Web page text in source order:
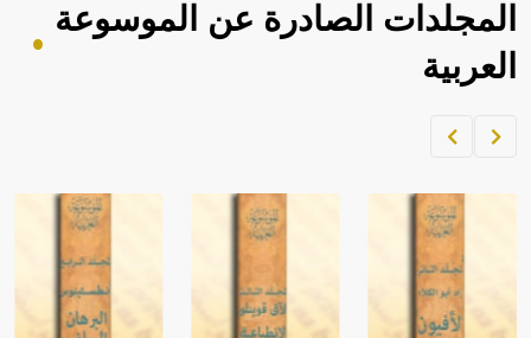
المجلدات الصادرة عن الموسوعة
العربية